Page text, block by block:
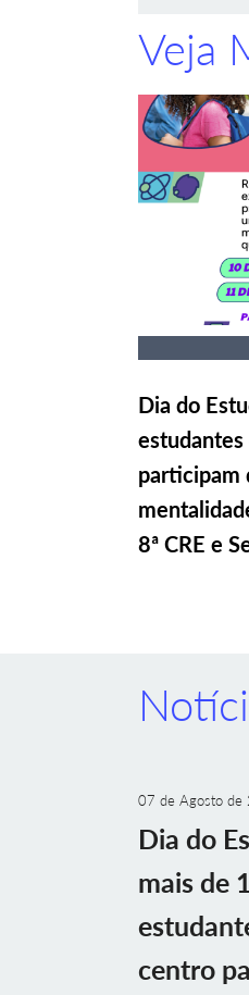
Veja
Dia do
participam
8ª CRE e
07 de Agosto de
Dia do
mais de
centro